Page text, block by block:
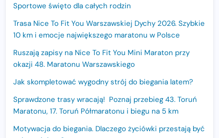
Sportowe święto dla całych rodzin
Trasa Nice To Fit You Warszawskiej Dychy 2026. Szybkie
10 km i emocje największego maratonu w Polsce
Ruszają zapisy na Nice To Fit You Mini Maraton przy
okazji 48. Maratonu Warszawskiego
Jak skompletować wygodny strój do biegania latem?
Sprawdzone trasy wracają! Poznaj przebieg 43. Toruń
Maratonu, 17. Toruń Półmaratonu i biegu na 5 km
Motywacja do biegania. Dlaczego życiówki przestają być